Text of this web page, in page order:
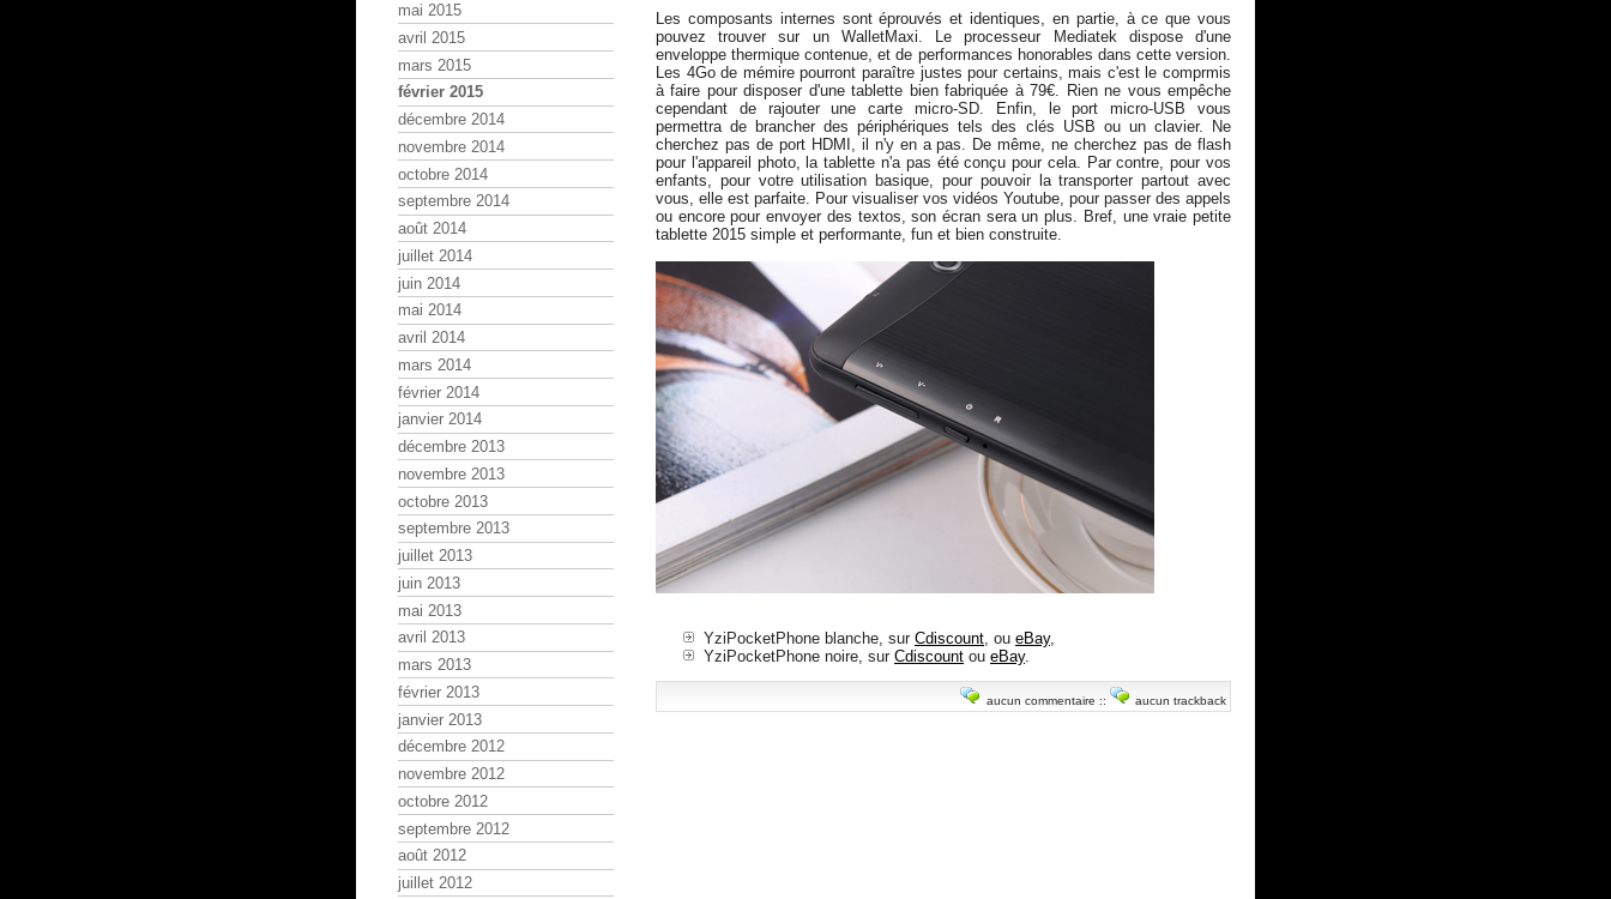
Les composants internes sont éprouvés et identiques, en partie, à ce que vous
pouvez trouver sur un WalletMaxi. Le processeur Mediatek dispose d'une
enveloppe thermique contenue, et de performances honorables dans cette version.
Les 4Go de mémire pourront paraître justes pour certains, mais c'est le comprmis
à faire pour disposer d'une tablette bien fabriquée à 79€. Rien ne vous empêche
cependant de rajouter une carte micro-SD. Enfin, le port micro-USB vous
permettra de brancher des périphériques tels des clés USB ou un clavier. Ne
cherchez pas de port HDMI, il n'y en a pas. De même, ne cherchez pas de flash
pour l'appareil photo, la tablette n'a pas été conçu pour cela. Par contre, pour vos
enfants, pour votre utilisation basique, pour pouvoir la transporter partout avec
vous, elle est parfaite. Pour visualiser vos vidéos Youtube, pour passer des appels
ou encore pour envoyer des textos, son écran sera un plus. Bref, une vraie petite
tablette 2015 simple et performante, fun et bien construite.
YziPocketPhone blanche, sur Cdiscount, ou eBay,
YziPocketPhone noire, sur Cdiscount ou eBay.
aucun commentaire :: aucun trackback
mai 2015
avril 2015
mars 2015
février 2015
décembre 2014
novembre 2014
octobre 2014
septembre 2014
août 2014
juillet 2014
juin 2014
mai 2014
avril 2014
mars 2014
février 2014
janvier 2014
décembre 2013
novembre 2013
octobre 2013
septembre 2013
juillet 2013
juin 2013
mai 2013
avril 2013
mars 2013
février 2013
janvier 2013
décembre 2012
novembre 2012
octobre 2012
septembre 2012
août 2012
juillet 2012